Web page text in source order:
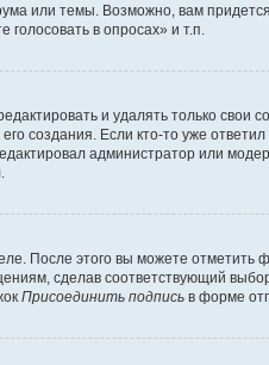
или темы. Возможно, вам
в опросах» и т.п.
и удалять только
создания. Если кто-то уже
администратор или
После этого вы можете отметить
сделав соответствующий
Присоединить подпись в форме